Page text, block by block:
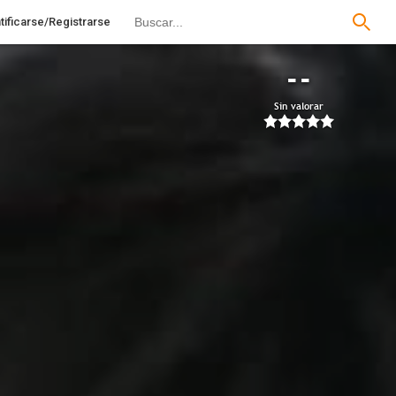
Registrarse
--
Sin valorar